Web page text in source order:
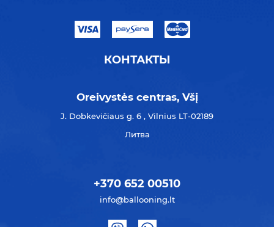
КОНТАКТЫ
Oreivystės centras, Všį
J. Dobkevičiaus g. 6 , Vilnius LT-02189
Литва
+370 652 00510
info@ballooning.lt